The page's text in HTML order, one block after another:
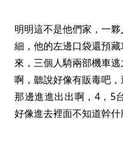
明明這不是他們家，一
細，他的左邊口袋還預
來，三個人騎兩部機車
啊，聽說好像有販毒吧
那邊進進出出啊，4，5
好像進去裡面不知道幹什